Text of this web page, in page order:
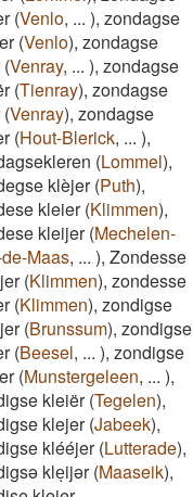
(Venlo, ... ), zondagse
(Venlo), zondagse
(Venray, ... ), zondagse
(Tienray), zondagse
(Venray), zondagse
(Hout-Blerick, ... ),
(Lommel),
klèjer(Puth),
kleier(Klimmen),
kleijer(Mechelen-
Maas, ... ), Zondesse
(Klimmen), zondesse
(Klimmen), zondigse
(Brunssum), zondigse
(Beesel, ... ), zondigse
(Munstergeleen, ... ),
kleiër(Tegelen),
klejer(Jabeek),
klééjer(Lutterade),
kleͅijər(Maaseik),